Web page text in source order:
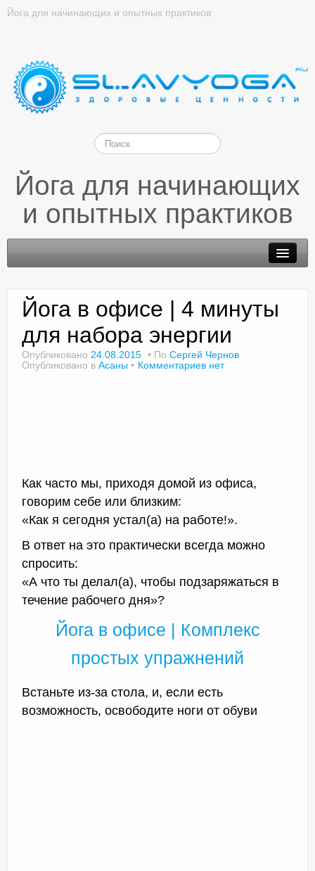
Йога для начинающих и опытных практиков
Йога для начинающих
и опытных практиков
Доктор Чернов
Триггерные точки
Контакты
Йога в офисе | 4 минуты
для набора энергии
Опубликовано 24.08.2015 По Сергей Чернов
Опубликовано в Асаны Комментариев нет
Как часто мы, приходя домой из офиса,
говорим себе или близким:
«Как я сегодня устал(а) на работе!».
В ответ на это практически всегда можно
спросить:
«А что ты делал(а), чтобы подзаряжаться в
течение рабочего дня»?
Йога в офисе | Комплекс
простых упражнений
Встаньте из-за стола, и, если есть
возможность, освободите ноги от обуви